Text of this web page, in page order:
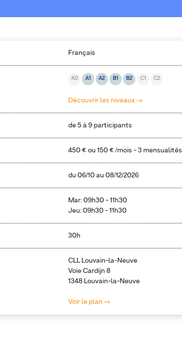
Français
A0 A1 A2 B1 B2 C1 C2
Découvrir les niveaux
de 5 à 9 participants
450 € ou150 € /mois - 3 mensualités
du06/10 au08/12/2026
Mar: 09h30 - 11h30
Jeu: 09h30 - 11h30
30h
CLL Louvain-la-Neuve
Voie Cardijn 8
1348 Louvain-la-Neuve
Voir le plan